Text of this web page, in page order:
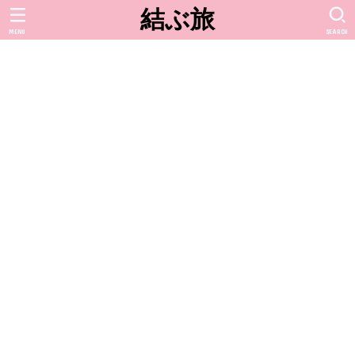
結ぶ旅 SEARCH
MENU